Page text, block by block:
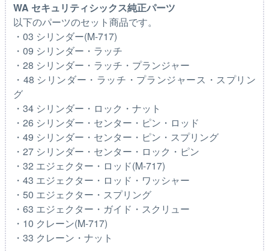
WA セキュリティシックス純正パーツ
以下のパーツのセット商品です。
・03 シリンダー(M-717)
・09 シリンダー・ラッチ
・28 シリンダー・ラッチ・プランジャー
・48 シリンダー・ラッチ・プランジャース・スプリン
グ
・34 シリンダー・ロック・ナット
・26 シリンダー・センター・ピン・ロッド
・49 シリンダー・センター・ピン・スプリング
・27 シリンダー・センター・ロック・ピン
・32 エジェクター・ロッド(M-717)
・43 エジェクター・ロッド・ワッシャー
・50 エジェクター・スプリング
・63 エジェクター・ガイド・スクリュー
・10 クレーン(M-717)
・33 クレーン・ナット